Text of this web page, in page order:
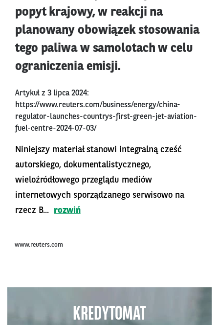
popyt krajowy, w reakcji na
planowany obowiązek stosowania
tego paliwa w samolotach w celu
ograniczenia emisji.
Artykuł z 3 lipca 2024:
https://www.reuters.com/business/energy/china-
regulator-launches-countrys-first-green-jet-aviation-
fuel-centre-2024-07-03/
Niniejszy materiał stanowi integralną cześć
autorskiego, dokumentalistycznego,
wieloźródłowego przeglądu mediów
internetowych sporządzanego serwisowo na
rzecz B...
rozwiń
www.reuters.com
KREDYTOMAT